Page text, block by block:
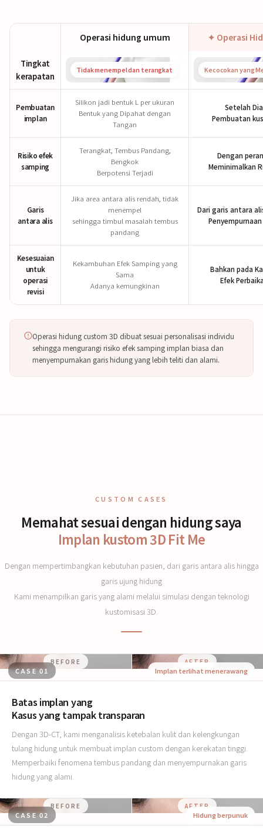
Operasi hidung umum ✦ Operasi
Tingkat
kerapatan
Tidak menempel dan terangkat Kecocokan yang
Pembuatan
implan
Silikon jadi bentuk L per ukuran
Bentuk yang Dipahat dengan
Tangan
Setelah
Pembuatan
Risiko efek
samping
Terangkat, Tembus Pandang,
Bengkok
Berpotensi Terjadi
Dengan
Meminimalkan
Garis
antara alis
Jika area antara alis rendah, tidak
menempel
sehingga timbul masalah tembus
pandang
Dari garis antara
Kesesuaian
untuk
operasi
revisi
Kekambuhan Efek Samping yang
Sama
Adanya kemungkinan
Bahkan pada
Efek
Operasi hidung custom 3D dibuat sesuai personalisasi individu
sehingga mengurangi risiko efek samping implan biasa dan
menyempurnakan garis hidung yang lebih teliti dan alami.
CUSTOM CASES
Memahat sesuai dengan hidung saya
Implan kustom 3D Fit Me
Dengan mempertimbangkan kebutuhan pasien, dari garis antara alis hingga
garis ujung hidung
Kami menampilkan garis yang alami melalui simulasi dengan teknologi
kustomisasi 3D.
CASE 01 Implan terlihat menerawang
BEFORE AFTER
Batas implan yang
Kasus yang tampak transparan
Dengan 3D-CT, kami menganalisis ketebalan kulit dan kelengkungan
tulang hidung untuk membuat implan custom dengan kerekatan tinggi.
Memperbaiki fenomena tembus pandang dan menyempurnakan garis
hidung yang alami.
CASE 02 Hidung berpunuk
BEFORE AFTER